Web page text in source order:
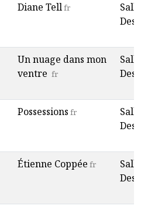
Diane Tellfr
Un nuage dans mon
ventre fr
Possessions fr
Étienne Coppée fr